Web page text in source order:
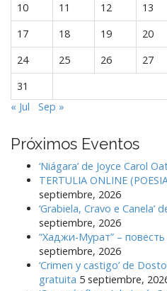
10
11 12 13
17
18 19 20
24
25 26 27
31
« Jul
Sep »
Próximos Eventos
‘Niágara’ de Joyce Carol
TERTULIA ONLINE
septiembre, 2026
‘Grabiela, Cravo e Canela’
septiembre, 2026
“Хаджи-Мурат” –
septiembre, 2026
‘Crimen y castigo’ de
gratuita 5 septiembre,